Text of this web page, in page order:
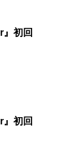
初回
初回